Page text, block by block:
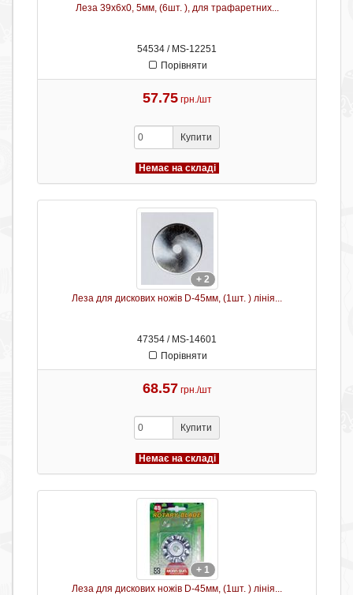
Леза 39х6х0, 5мм, (6шт. ), для трафаретних...
54534 / MS-12251
Порівняти
57.75 грн./шт
Купити
Немає на складі
+ 2
Леза для дискових ножів D-45мм, (1шт. ) лінія...
47354 / MS-14601
Порівняти
68.57 грн./шт
Купити
Немає на складі
+ 1
Леза для дискових ножів D-45мм, (1шт. ) лінія...